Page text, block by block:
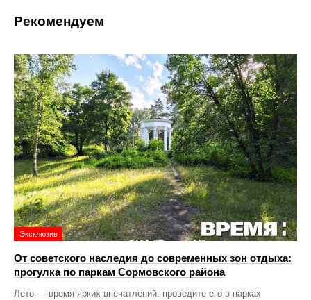
Рекомендуем
Эксклюзив
От советского наследия до современных зон отдыха:
прогулка по паркам Сормовского района
Лето — время ярких впечатлений: проведите его в парках